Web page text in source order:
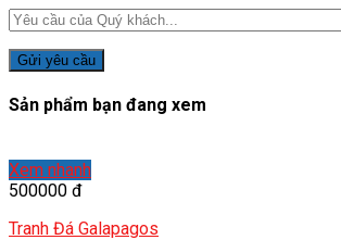
Sản phẩm bạn đang xem
Xem nhanh
500000 đ
Tranh Đá Galapagos